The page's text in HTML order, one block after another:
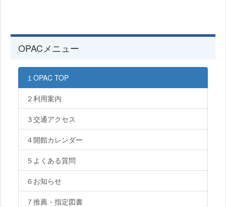
OPACメニュー
１OPAC TOP
２利用案内
３交通アクセス
４開館カレンダー
５よくある質問
６お知らせ
７推薦・指定図書